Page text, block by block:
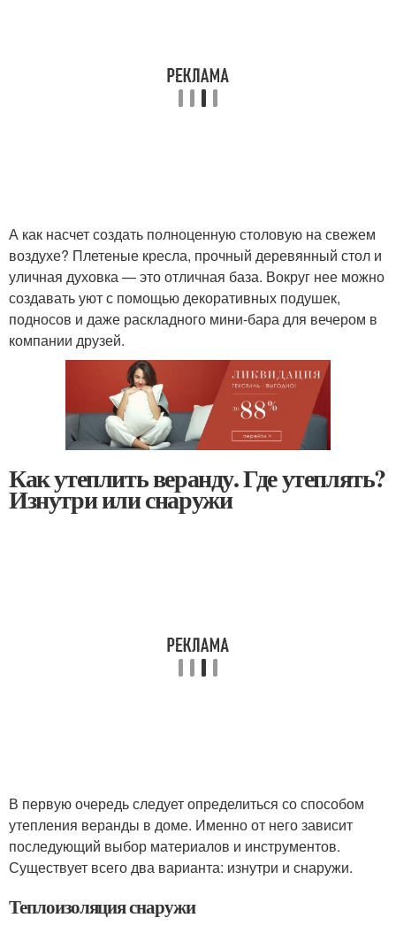
А как насчет создать полноценную столовую на свежем
воздухе? Плетеные кресла, прочный деревянный стол и
уличная духовка — это отличная база. Вокруг нее можно
создавать уют с помощью декоративных подушек,
подносов и даже раскладного мини-бара для вечером в
компании друзей.
Как утеплить веранду. Где утеплять?
Изнутри или снаружи
В первую очередь следует определиться со способом
утепления веранды в доме. Именно от него зависит
последующий выбор материалов и инструментов.
Существует всего два варианта: изнутри и снаружи.
Теплоизоляция снаружи